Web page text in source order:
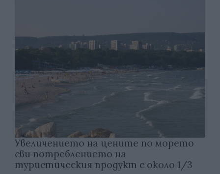
Увеличението на цените по морето
сви потреблението на
туристическия продукт с около 1/3